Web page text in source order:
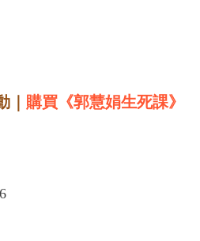
｜ 購買《郭慧娟生死課》